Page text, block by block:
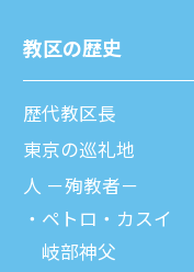
教区の歴史
歴代教区⻑
東京の巡礼地
⼈ －殉教者－
ペトロ・カスイ
岐部神父